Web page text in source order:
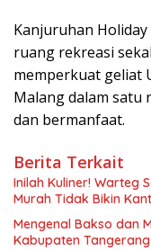
Kanjuruhan
ruang rekreasi
memperkuat geliat
Malang dalam satu
dan bermanfaat.
Berita Terkait
Inilah Kuliner! Warteg
Murah Tidak Bikin
Mengenal Bakso dan
Kabupaten